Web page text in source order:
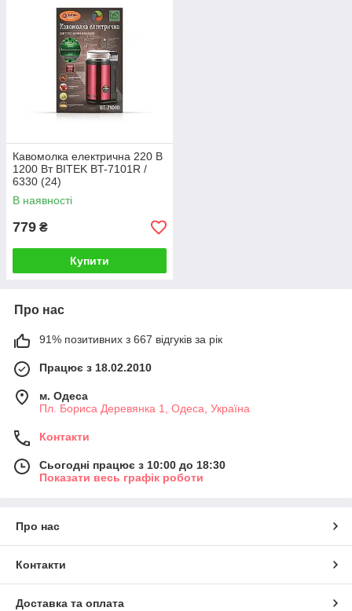
Кавомолка електрична 220 В
1200 Вт BITEK BT-7101R /
6330 (24)
В наявності
779 ₴
Купити
Про нас
91% позитивних з 667 відгуків за рік
Працює з 18.02.2010
м. Одеса
Пл. Бориса Деревянка 1, Одеса, Україна
Контакти
Сьогодні працює з 10:00 до 18:30
Показати весь графік роботи
Про нас
Контакти
Доставка та оплата